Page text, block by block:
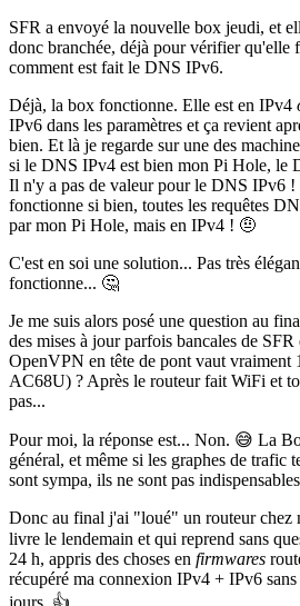
SFR a envoyé la nouvelle box jeudi, et
donc branchée, déjà pour vérifier qu'elle
comment est fait le DNS IPv6.
Déjà, la box fonctionne. Elle est en IPv4
IPv6 dans les paramètres et ça revient
bien. Et là je regarde sur une des
si le DNS IPv4 est bien mon Pi Hole, le
Il n'y a pas de valeur pour le DNS IPv6 !
fonctionne si bien, toutes les requêtes
par mon Pi Hole, mais en IPv4 ! 🤨
C'est en soi une solution... Pas très
fonctionne... 🤔
Je me suis alors posé une question au
des mises à jour parfois bancales de
OpenVPN en tête de pont vaut vraiment
AC68U) ? Après le routeur fait WiFi et
pas...
Pour moi, la réponse est... Non. 😅 La
général, et même si les graphes de trafic
sont sympa, ils ne sont pas
Donc au final j'ai "loué" un routeur chez
livre le lendemain et qui reprend sans
24 h, appris des choses en firmwares
récupéré ma connexion IPv4 + IPv6
jours. 👍